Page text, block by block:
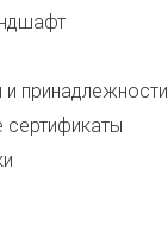
принадлежности